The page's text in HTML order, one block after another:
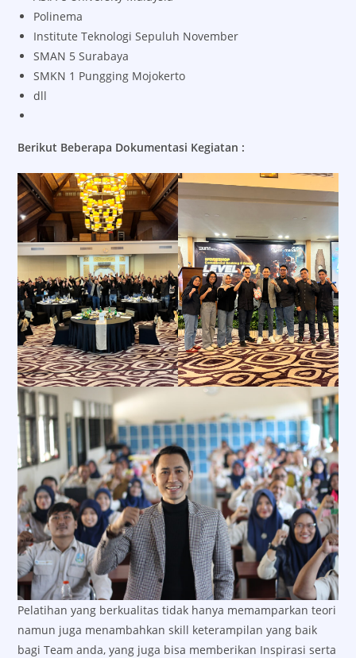
Polinema
Institute Teknologi Sepuluh November
SMAN 5 Surabaya
SMKN 1 Pungging Mojokerto
dll
Berikut Beberapa Dokumentasi Kegiatan :
Pelatihan yang berkualitas tidak hanya memamparkan teori
namun juga menambahkan skill keterampilan yang baik
bagi Team anda, yang juga bisa memberikan Inspirasi serta